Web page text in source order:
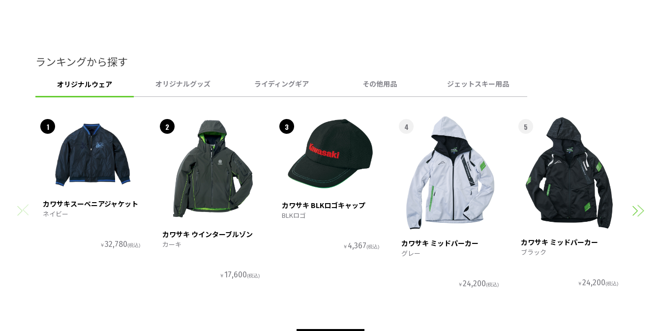
ランキングから探す
オリジナルウェア オリジナルグッズ ライディングギア その他用品 ジェットスキー用品
1
カワサキスーベニアジャケット
ネイビー
￥32,780(税込)
2
カワサキ ウインターブルゾン
カーキ
￥ 17,600(税込)
3
カワサキ BLKロゴキャップ
BLKロゴ
￥ 4,367(税込)
4
カワサキ ミッドパーカー
グレー
￥24,200(税込)
5
カワサキ ミッドパーカー
ブラック
￥24,200(税込)
スポ